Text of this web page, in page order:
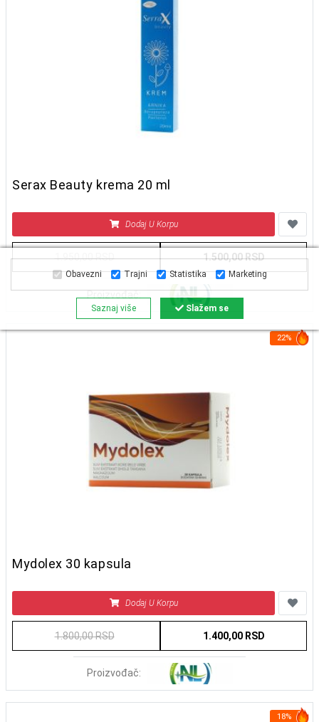
Serax Beauty krema 20 ml
Dodaj U Korpu
1.950,00 RSD 1.500,00 RSD
22%
Mydolex 30 kapsula
Dodaj U Korpu
1.800,00 RSD 1.400,00 RSD
Proizvođač:
18%
Obavezni Trajni Statistika Marketing
Saznaj više Slažem se